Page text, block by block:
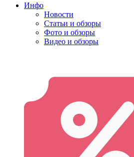
Инфо
Новости
Статьи и обзоры
Фото и обзоры
Видео и обзоры